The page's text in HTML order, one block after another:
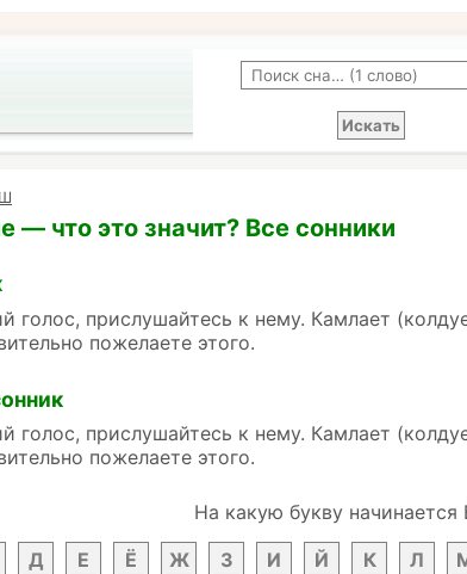
— что это значит? Все сонники
голос, прислушайтесь к нему. Камлает
пожелаете этого.
голос, прислушайтесь к нему. Камлает
пожелаете этого.
На какую букву начинается
Д Е Ё Ж З И Й К Л